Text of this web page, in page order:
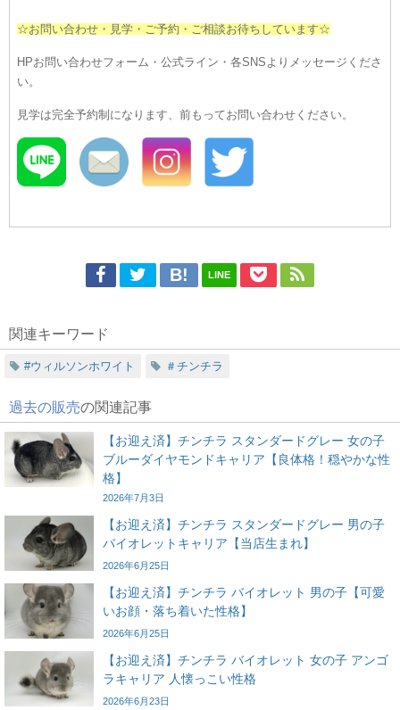
☆お問い合わせ・見学・ご予約・ご相談お待ちしています☆
HPお問い合わせフォーム・公式ライン・各SNSよりメッセージくださ
い。
見学は完全予約制になります、前もってお問い合わせください。
LINE
関連キーワード
#ウィルソンホワイト ＃チンチラ
過去の販売の関連記事
【お迎え済】チンチラ スタンダードグレー 女の子
ブルーダイヤモンドキャリア【良体格！穏やかな性
格】
2026年7月3日
【お迎え済】チンチラ スタンダードグレー 男の子
バイオレットキャリア【当店生まれ】
2026年6月25日
【お迎え済】チンチラ バイオレット 男の子【可愛
いお顔・落ち着いた性格】
2026年6月25日
【お迎え済】チンチラ バイオレット 女の子 アンゴ
ラキャリア 人懐っこい性格
2026年6月23日